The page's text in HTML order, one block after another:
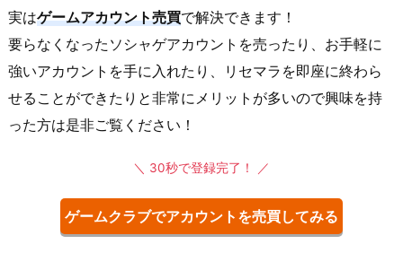
実はゲームアカウント売買で解決できます！
要らなくなったソシャゲアカウントを売ったり、お手軽に
強いアカウントを手に入れたり、リセマラを即座に終わら
せることができたりと非常にメリットが多いので興味を持
った方は是非ご覧ください！
＼ 30秒で登録完了！ ／
ゲームクラブでアカウントを売買してみる